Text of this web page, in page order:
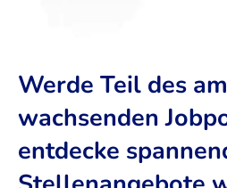
Werde Teil des
wachsenden
entdecke